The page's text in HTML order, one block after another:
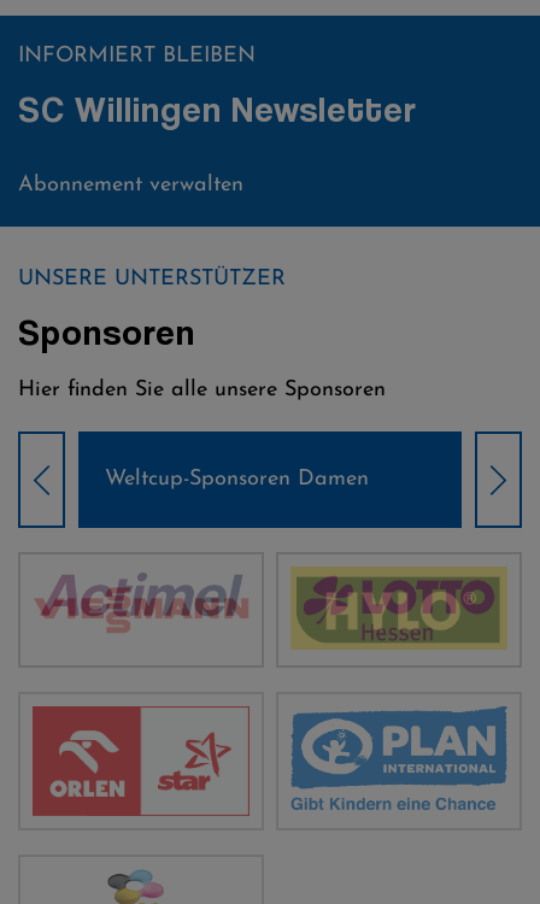
INFORMIERT BLEIBEN
SC Willingen Newsletter
Abonnement verwalten
UNSERE UNTERSTÜTZER
Sponsoren
Hier finden Sie alle unsere Sponsoren
Weltcup-Sponsoren Damen